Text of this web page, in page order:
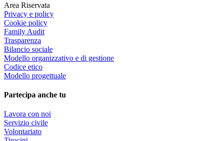
Area Riservata
Privacy e policy
Cookie policy
Family Audit
Trasparenza
Bilancio sociale
Modello organizzativo e di gestione
Codice etico
Modello progettuale
Partecipa anche tu
Lavora con noi
Servizio civile
Volontariato